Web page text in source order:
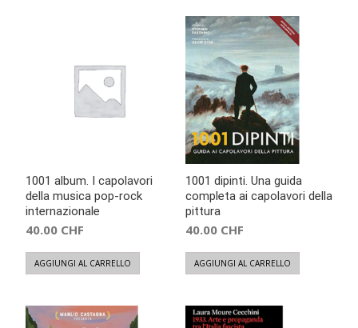
1001 album. I capolavori
della musica pop-rock
internazionale
40.00 CHF
AGGIUNGI AL CARRELLO
1001 dipinti. Una guida
completa ai capolavori della
pittura
40.00 CHF
AGGIUNGI AL CARRELLO